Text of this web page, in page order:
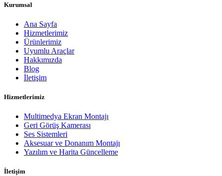
Kurumsal
Ana Sayfa
Hizmetlerimiz
Ürünlerimiz
Uyumlu Araçlar
Hakkımızda
Blog
İletişim
Hizmetlerimiz
Multimedya Ekran Montajı
Geri Görüş Kamerası
Ses Sistemleri
Aksesuar ve Donanım Montajı
Yazılım ve Harita Güncelleme
İletişim